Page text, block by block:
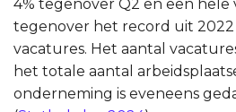
4% tegenover Q2 en een hele
tegenover het record uit 2022
vacatures. Het aantal
het totale aantal
onderneming is eveneens